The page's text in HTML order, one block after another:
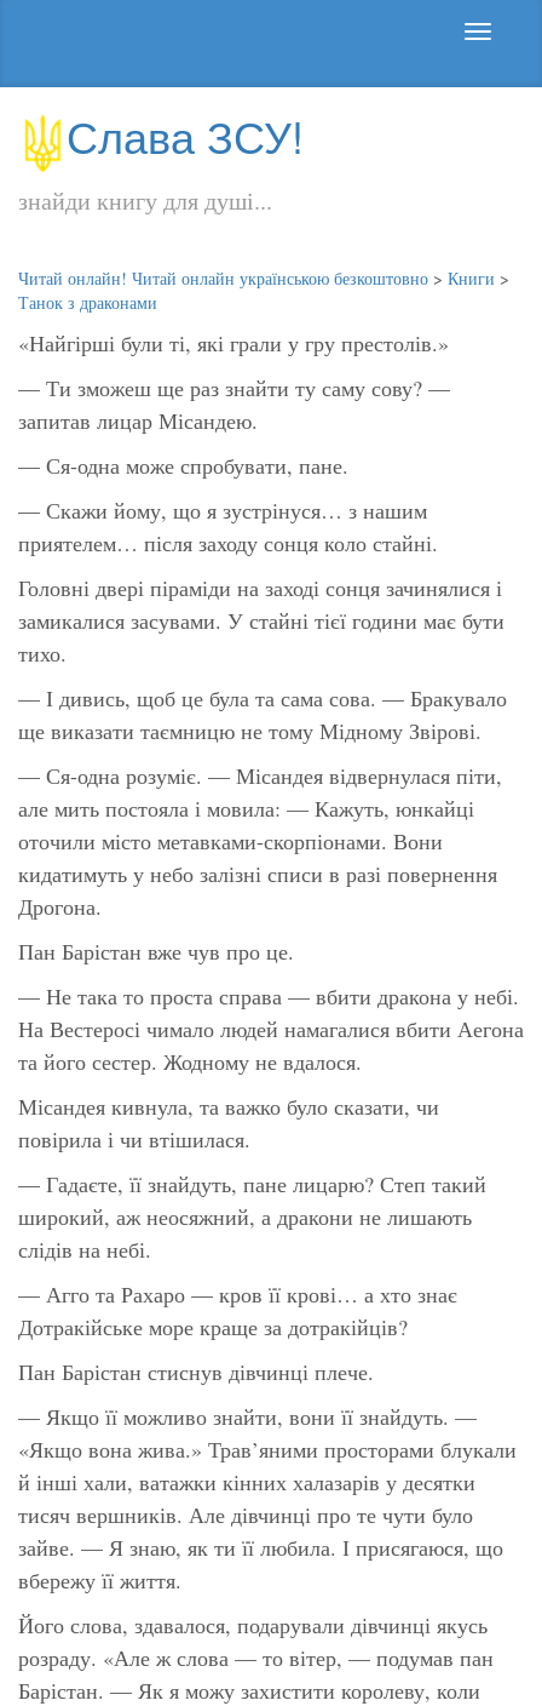
Слава ЗСУ!
знайди книгу для душі...
Читай онлайн! Читай онлайн українською безкоштовно > Книги >
Танок з драконами
«Найгірші були ті, які грали у гру престолів.»
— Ти зможеш ще раз знайти ту саму сову? —
запитав лицар Місандею.
— Ся-одна може спробувати, пане.
— Скажи йому, що я зустрінуся… з нашим
приятелем… після заходу сонця коло стайні.
Головні двері піраміди на заході сонця зачинялися і
замикалися засувами. У стайні тієї години має бути
тихо.
— І дивись, щоб це була та сама сова. — Бракувало
ще виказати таємницю не тому Мідному Звірові.
— Ся-одна розуміє. — Місандея відвернулася піти,
але мить постояла і мовила: — Кажуть, юнкайці
оточили місто метавками-скорпіонами. Вони
кидатимуть у небо залізні списи в разі повернення
Дрогона.
Пан Барістан вже чув про це.
— Не така то проста справа — вбити дракона у небі.
На Вестеросі чимало людей намагалися вбити Аегона
та його сестер. Жодному не вдалося.
Місандея кивнула, та важко було сказати, чи
повірила і чи втішилася.
— Гадаєте, її знайдуть, пане лицарю? Степ такий
широкий, аж неосяжний, а дракони не лишають
слідів на небі.
— Агго та Рахаро — кров її крові… а хто знає
Дотракійське море краще за дотракійців?
Пан Барістан стиснув дівчинці плече.
— Якщо її можливо знайти, вони її знайдуть. —
«Якщо вона жива.» Трав’яними просторами блукали
й інші хали, ватажки кінних халазарів у десятки
тисяч вершників. Але дівчинці про те чути було
зайве. — Я знаю, як ти її любила. І присягаюся, що
вбережу її життя.
Його слова, здавалося, подарували дівчинці якусь
розраду. «Але ж слова — то вітер, — подумав пан
Барістан. — Як я можу захистити королеву, коли